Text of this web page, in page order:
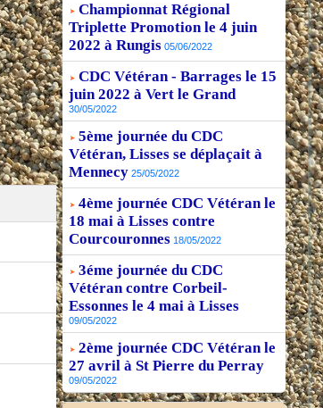
Championnat Régional
Triplette Promotion le 4 juin
2022 à Rungis 05/06/2022
CDC Vétéran - Barrages le 15
juin 2022 à Vert le Grand
30/05/2022
5ème journée du CDC
Vétéran, Lisses se déplaçait à
Mennecy 25/05/2022
4ème journée CDC Vétéran le
18 mai à Lisses contre
Courcouronnes 18/05/2022
3éme journée du CDC
Vétéran contre Corbeil-
Essonnes le 4 mai à Lisses
09/05/2022
2ème journée CDC Vétéran le
27 avril à St Pierre du Perray
09/05/2022